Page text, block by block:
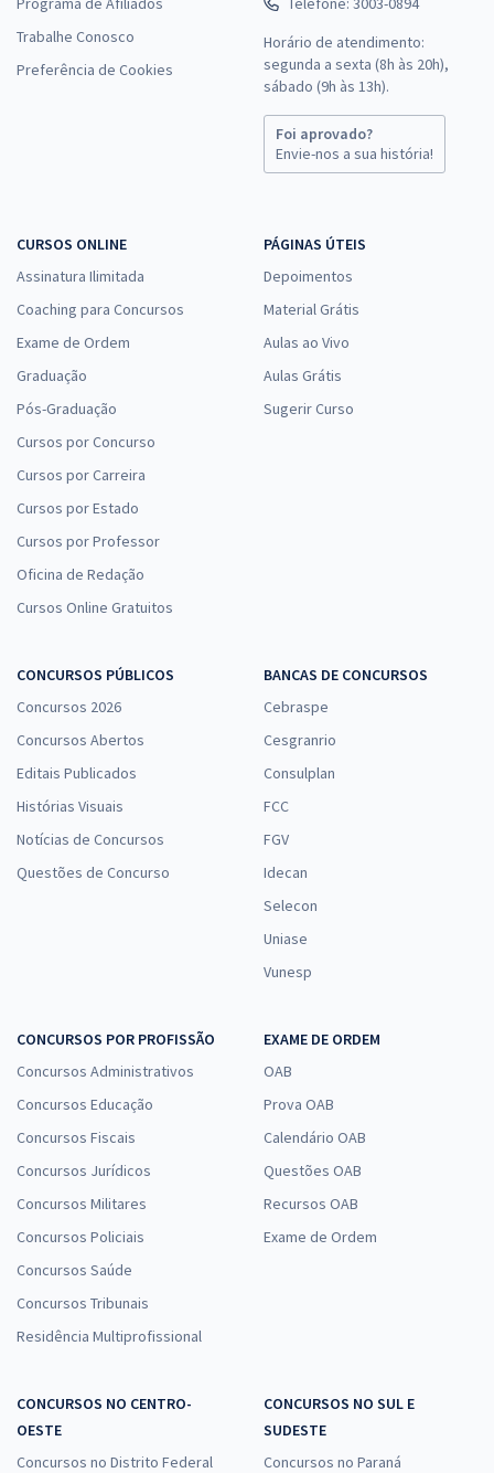
Trabalhe Conosco
Preferência de Cookies
Horário de atendimento:
segunda a sexta (8h às 20h),
sábado (9h às 13h).
Foi aprovado?
Envie-nos a sua história!
CURSOS ONLINE
Assinatura Ilimitada
Coaching para Concursos
Exame de Ordem
Graduação
Pós-Graduação
Cursos por Concurso
Cursos por Carreira
Cursos por Estado
Cursos por Professor
Oficina de Redação
Cursos Online Gratuitos
PÁGINAS ÚTEIS
Depoimentos
Material Grátis
Aulas ao Vivo
Aulas Grátis
Sugerir Curso
CONCURSOS PÚBLICOS
Concursos 2026
Concursos Abertos
Editais Publicados
Histórias Visuais
Notícias de Concursos
Questões de Concurso
BANCAS DE CONCURSOS
Cebraspe
Cesgranrio
Consulplan
FCC
FGV
Idecan
Selecon
Uniase
Vunesp
CONCURSOS POR PROFISSÃO
Concursos Administrativos
Concursos Educação
Concursos Fiscais
Concursos Jurídicos
Concursos Militares
Concursos Policiais
Concursos Saúde
Concursos Tribunais
Residência Multiprofissional
EXAME DE ORDEM
OAB
Prova OAB
Calendário OAB
Questões OAB
Recursos OAB
Exame de Ordem
CONCURSOS NO CENTRO-
OESTE
Concursos no Distrito Federal
CONCURSOS NO SUL E
SUDESTE
Concursos no Paraná